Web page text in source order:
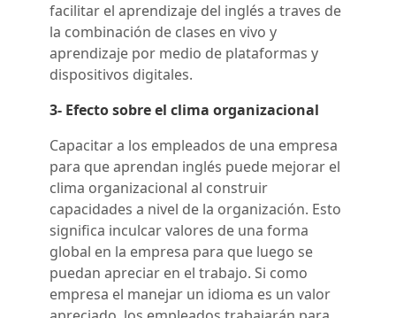
facilitar el aprendizaje del inglés a traves de
la combinación de clases en vivo y
aprendizaje por medio de plataformas y
dispositivos digitales.
3- Efecto sobre el clima organizacional
Capacitar a los empleados de una empresa
para que aprendan inglés puede mejorar el
clima organizacional al construir
capacidades a nivel de la organización. Esto
significa inculcar valores de una forma
global en la empresa para que luego se
puedan apreciar en el trabajo. Si como
empresa el manejar un idioma es un valor